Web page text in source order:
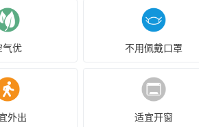
气优 不用佩戴口罩
外出 适宜开窗